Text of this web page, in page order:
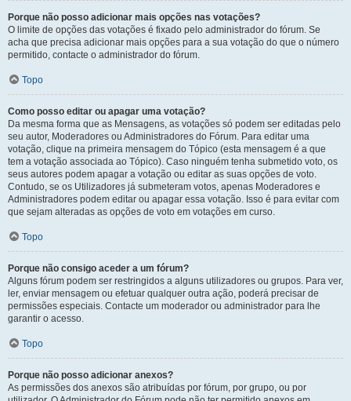
Porque não posso adicionar mais opções nas votações?
O limite de opções das votações é fixado pelo administrador do fórum. Se
acha que precisa adicionar mais opções para a sua votação do que o número
permitido, contacte o administrador do fórum.
Topo
Como posso editar ou apagar uma votação?
Da mesma forma que as Mensagens, as votações só podem ser editadas pelo
seu autor, Moderadores ou Administradores do Fórum. Para editar uma
votação, clique na primeira mensagem do Tópico (esta mensagem é a que
tem a votação associada ao Tópico). Caso ninguém tenha submetido voto, os
seus autores podem apagar a votação ou editar as suas opções de voto.
Contudo, se os Utilizadores já submeteram votos, apenas Moderadores e
Administradores podem editar ou apagar essa votação. Isso é para evitar com
que sejam alteradas as opções de voto em votações em curso.
Topo
Porque não consigo aceder a um fórum?
Alguns fórum podem ser restringidos a alguns utilizadores ou grupos. Para ver,
ler, enviar mensagem ou efetuar qualquer outra ação, poderá precisar de
permissões especiais. Contacte um moderador ou administrador para lhe
garantir o acesso.
Topo
Porque não posso adicionar anexos?
As permissões dos anexos são atribuídas por fórum, por grupo, ou por